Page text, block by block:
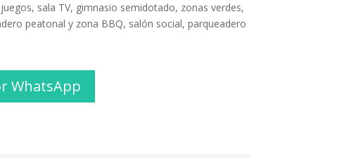
sala TV, gimnasio semidotado, zonas verdes,
peatonal y zona BBQ, salón social, parqueadero
WhatsApp